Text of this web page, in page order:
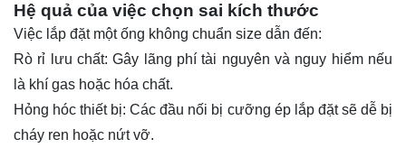
Hệ quả của việc chọn sai kích thước
Việc lắp đặt một ống không chuẩn size dẫn đến:
Rò rỉ lưu chất: Gây lãng phí tài nguyên và nguy hiểm nếu
là khí gas hoặc hóa chất.
Hỏng hóc thiết bị: Các đầu nối bị cưỡng ép lắp đặt sẽ dễ bị
cháy ren hoặc nứt vỡ.